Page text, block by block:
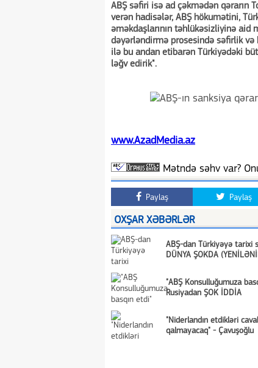
ABŞ səfiri isə ad çəkmədən qərarın
verən hadisələr, ABŞ hökumətini,
əməkdaşlarının təhlükəsizliyinə aid
dəyərləndirmə prosesində səfirlik və
ilə bu andan etibarən Türkiyədəki
ləğv edirik".
www.AzadMedia.az
Mətndə səhv var?
Paylaş Paylaş
OXŞAR XƏBƏRLƏR
ABŞ-dan Türkiyəyə tarixi
DÜNYA ŞOKDA
"ABŞ Konsulluğumuza
Rusiyadan ŞOK İDDİA
"Niderlandın etdikləri
qalmayacaq" - Çavuşoğlu